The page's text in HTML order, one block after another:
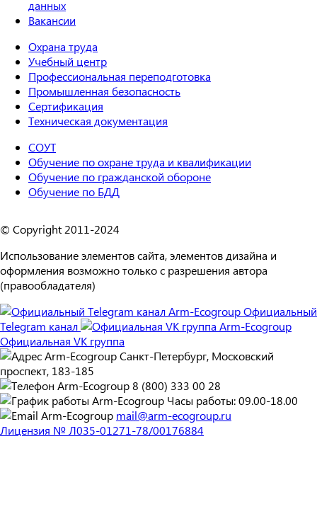
данных
Вакансии
Охрана труда
Учебный центр
Профессиональная переподготовка
Промышленная безопасность
Сертификация
Техническая документация
СОУТ
Обучение по охране труда и квалификации
Обучение по гражданской обороне
Обучение по БДД
© Copyright 2011-2024
Использование элементов сайта, элементов дизайна и
оформления возможно только с разрешения автора
(правообладателя)
Официальный
Telegram канал
Официальная VK группа
Санкт-Петербург, Московский
проспект, 183-185
8 (800) 333 00 28
Часы работы: 09.00-18.00
mail@arm-ecogroup.ru
Лицензия № Л035-01271-78/00176884